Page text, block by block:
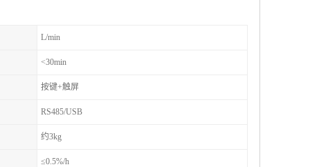
L/min
<30min
按键+触屏
RS485/USB
约3kg
≤0.5%/h